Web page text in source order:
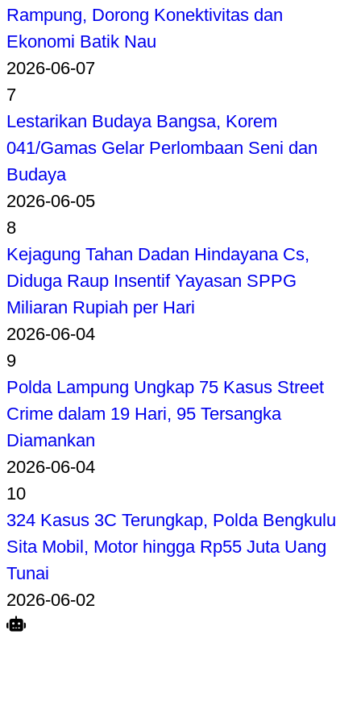
Rampung, Dorong Konektivitas dan
Ekonomi Batik Nau
2026-06-07
7
Lestarikan Budaya Bangsa, Korem
041/Gamas Gelar Perlombaan Seni dan
Budaya
2026-06-05
8
Kejagung Tahan Dadan Hindayana Cs,
Diduga Raup Insentif Yayasan SPPG
Miliaran Rupiah per Hari
2026-06-04
9
Polda Lampung Ungkap 75 Kasus Street
Crime dalam 19 Hari, 95 Tersangka
Diamankan
2026-06-04
10
324 Kasus 3C Terungkap, Polda Bengkulu
Sita Mobil, Motor hingga Rp55 Juta Uang
Tunai
2026-06-02